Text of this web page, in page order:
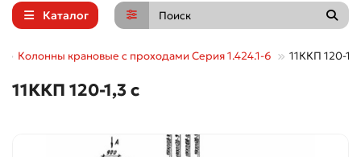
Каталог
Колонны крановые с проходами Серия 1.424.1-6 11ККП 120-1,3
11ККП 120-1,3 с